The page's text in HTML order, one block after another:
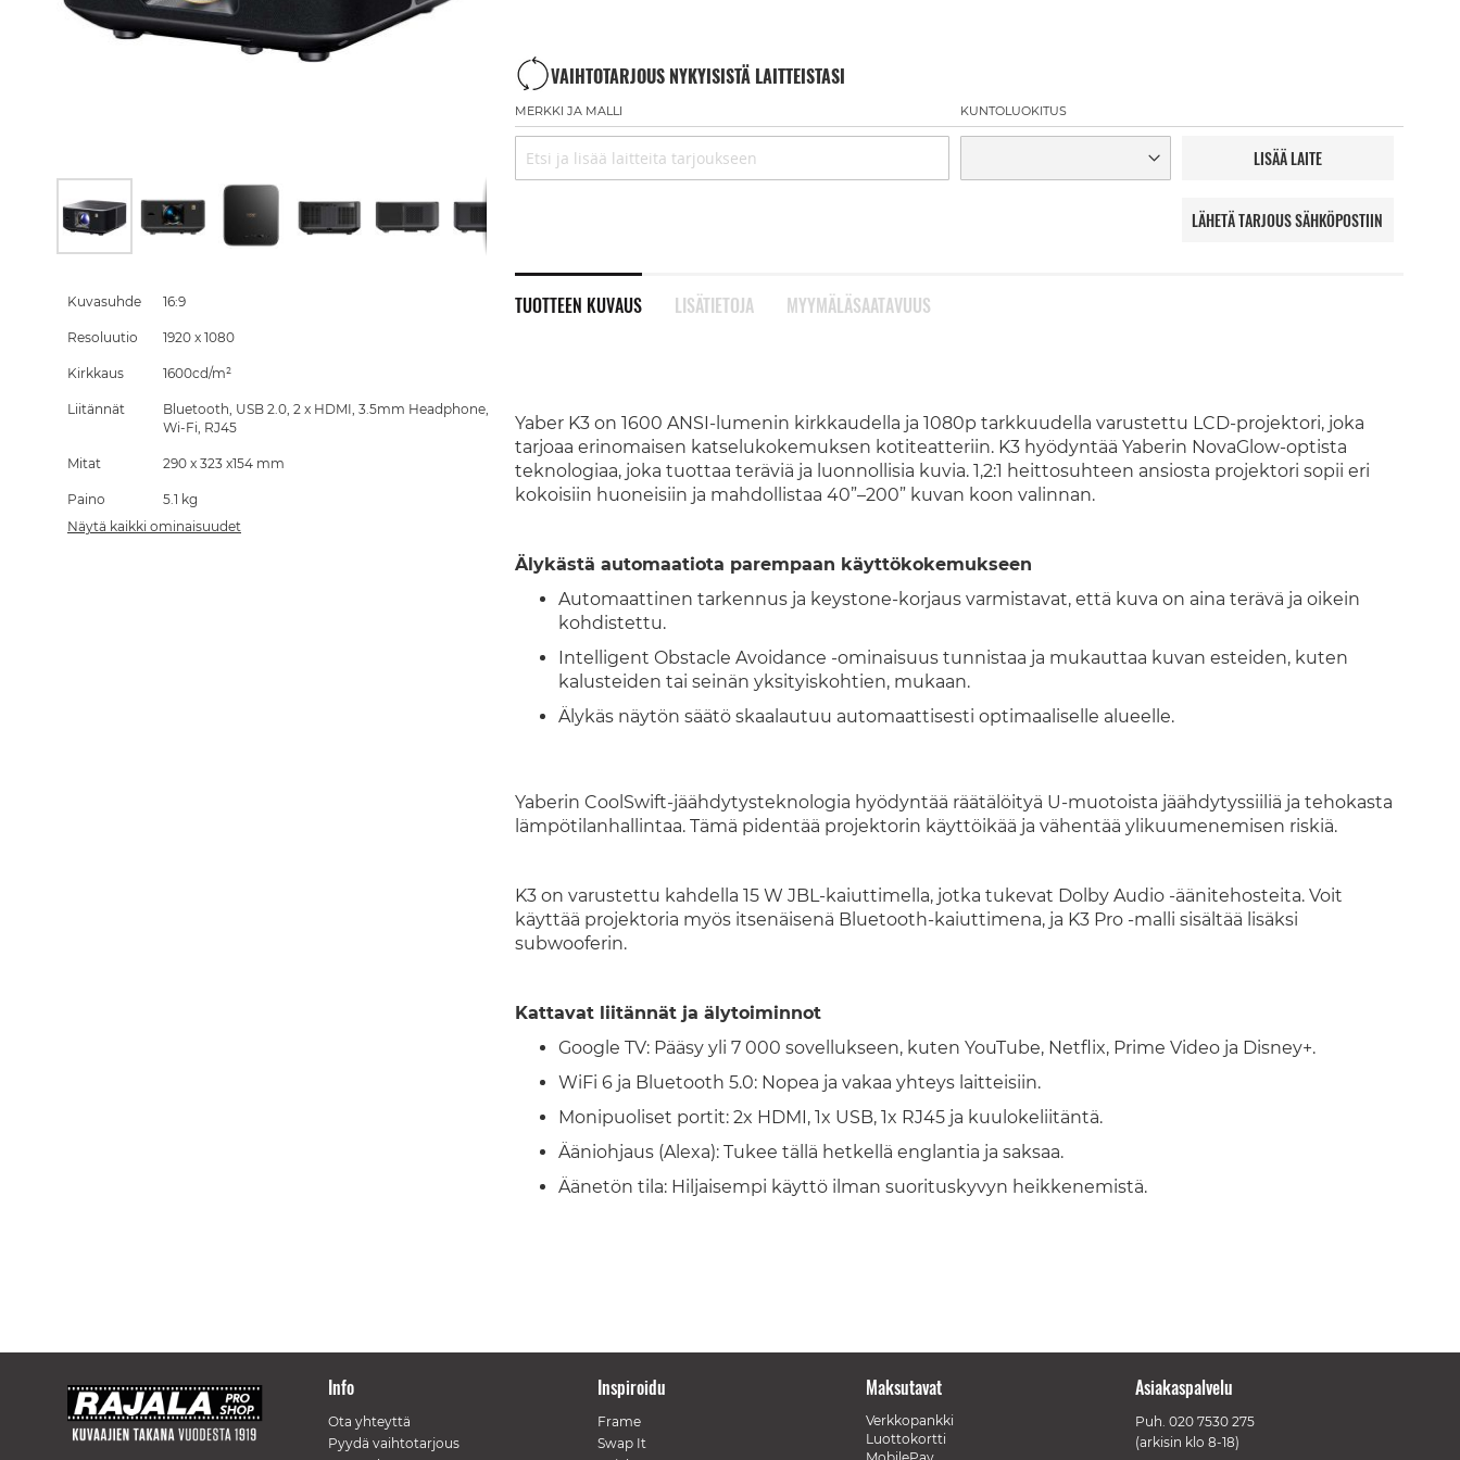
VAIHTOTARJOUS NYKYISISTÄ LAITTEISTASI
MERKKI JA MALLI KUNTOLUOKITUS
LISÄÄ LAITE
LÄHETÄ TARJOUS SÄHKÖPOSTIIN
TUOTTEEN KUVAUS
Yaber K3 on 1600 ANSI-lumenin kirkkaudella ja 1080p tarkkuudella varustettu LCD-projektori, joka
tarjoaa erinomaisen katselukokemuksen kotiteatteriin. K3 hyödyntää Yaberin NovaGlow-optista
teknologiaa, joka tuottaa teräviä ja luonnollisia kuvia. 1,2:1 heittosuhteen ansiosta projektori sopii eri
kokoisiin huoneisiin ja mahdollistaa 40”–200” kuvan koon valinnan.
Älykästä automaatiota parempaan käyttökokemukseen
Automaattinen tarkennus ja keystone-korjaus varmistavat, että kuva on aina terävä ja oikein
kohdistettu.
Intelligent Obstacle Avoidance -ominaisuus tunnistaa ja mukauttaa kuvan esteiden, kuten
kalusteiden tai seinän yksityiskohtien, mukaan.
Älykäs näytön säätö skaalautuu automaattisesti optimaaliselle alueelle.
Yaberin CoolSwift-jäähdytysteknologia hyödyntää räätälöityä U-muotoista jäähdytyssiiliä ja tehokasta
lämpötilanhallintaa. Tämä pidentää projektorin käyttöikää ja vähentää ylikuumenemisen riskiä.
K3 on varustettu kahdella 15 W JBL-kaiuttimella, jotka tukevat Dolby Audio -äänitehosteita. Voit
käyttää projektoria myös itsenäisenä Bluetooth-kaiuttimena, ja K3 Pro -malli sisältää lisäksi
subwooferin.
Kattavat liitännät ja älytoiminnot
Google TV: Pääsy yli 7 000 sovellukseen, kuten YouTube, Netflix, Prime Video ja Disney+.
WiFi 6 ja Bluetooth 5.0: Nopea ja vakaa yhteys laitteisiin.
Monipuoliset portit: 2x HDMI, 1x USB, 1x RJ45 ja kuulokeliitäntä.
Ääniohjaus (Alexa): Tukee tällä hetkellä englantia ja saksaa.
Äänetön tila: Hiljaisempi käyttö ilman suorituskyvyn heikkenemistä.
LISÄTIETOJA MYYMÄLÄSAATAVUUS
the
images
Kuvasuhde 16:9
Resoluutio 1920 x 1080
Kirkkaus 1600cd/m²
Liitännät
Bluetooth, USB 2.0, 2 x HDMI, 3.5mm Headphone,
Wi-Fi, RJ45
Mitat 290 x 323 x154 mm
Paino
5.1 kg
Näytä kaikki ominaisuudet
Info
Ota yhteyttä
Pyydä vaihtotarjous
Inspiroidu
Frame
Swap It
Maksutavat
Verkkopankki
Luottokortti
Asiakaspalvelu
Puh. 020 7530 275
(arkisin klo 8-18)